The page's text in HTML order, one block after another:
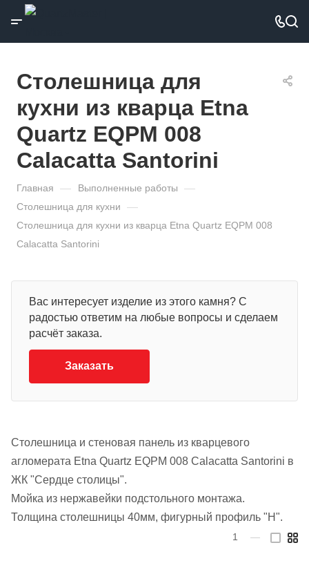
Столешница для
кухни из кварца Etna
Quartz EQPM 008
Calacatta Santorini
Главная — Выполненные работы —
Столешница для кухни —
Столешница для кухни из кварца Etna Quartz EQPM 008
Calacatta Santorini
Вас интересует изделие из этого камня? С
радостью ответим на любые вопросы и сделаем
расчёт заказа.
Заказать
Столешница и стеновая панель из кварцевого
агломерата Etna Quartz EQPM 008 Calacatta Santorini в
ЖК "Сердце столицы".
Мойка из нержавейки подстольного монтажа.
Толщина столешницы 40мм, фигурный профиль "H".
1 —